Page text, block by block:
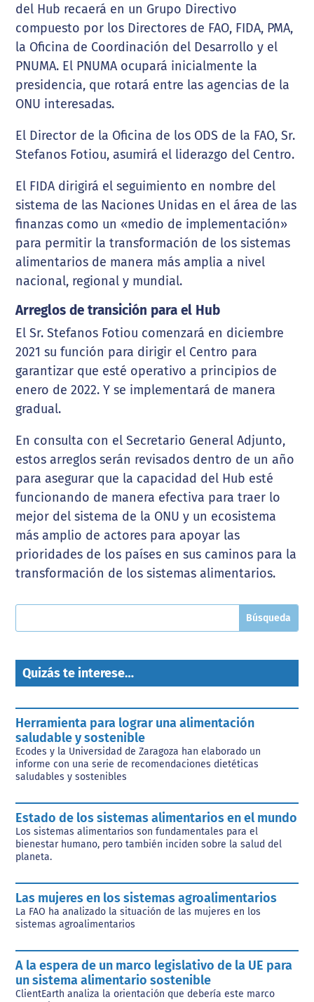
del Hub recaerá en un Grupo Directivo
compuesto por los Directores de FAO, FIDA, PMA,
la Oficina de Coordinación del Desarrollo y el
PNUMA. El PNUMA ocupará inicialmente la
presidencia, que rotará entre las agencias de la
ONU interesadas.
El Director de la Oficina de los ODS de la FAO, Sr.
Stefanos Fotiou, asumirá el liderazgo del Centro.
El FIDA dirigirá el seguimiento en nombre del
sistema de las Naciones Unidas en el área de las
finanzas como un «medio de implementación»
para permitir la transformación de los sistemas
alimentarios de manera más amplia a nivel
nacional, regional y mundial.
Arreglos de transición para el Hub
El Sr. Stefanos Fotiou comenzará en diciembre
2021 su función para dirigir el Centro para
garantizar que esté operativo a principios de
enero de 2022. Y se implementará de manera
gradual.
En consulta con el Secretario General Adjunto,
estos arreglos serán revisados ​​dentro de un año
para asegurar que la capacidad del Hub esté
funcionando de manera efectiva para traer lo
mejor del sistema de la ONU y un ecosistema
más amplio de actores para apoyar las
prioridades de los países en sus caminos para la
transformación de los sistemas alimentarios.
Quizás te interese…
Herramienta para lograr una alimentación
saludable y sostenible
Ecodes y la Universidad de Zaragoza han elaborado un
informe con una serie de recomendaciones dietéticas
saludables y sostenibles
Estado de los sistemas alimentarios en el mundo
Los sistemas alimentarios son fundamentales para el
bienestar humano, pero también inciden sobre la salud del
planeta.
Las mujeres en los sistemas agroalimentarios
La FAO ha analizado la situación de las mujeres en los
sistemas agroalimentarios
A la espera de un marco legislativo de la UE para
un sistema alimentario sostenible
ClientEarth analiza la orientación que debería este marco